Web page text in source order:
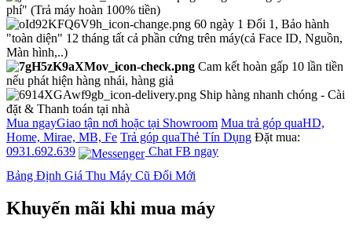
phí" (Trả máy hoàn 100% tiền)
60 ngày 1 Đổi 1, Bảo hành
"toàn diện" 12 tháng tất cả phần cứng trên máy(cả Face ID, Nguồn,
Màn hình,..)
Cam kết hoàn gấp 10 lần tiền
nếu phát hiện hàng nhái, hàng giả
Ship hàng nhanh chóng - Cài
đặt & Thanh toán tại nhà
Mua ngayGiao tận nơi hoặc tại Showroom Mua trả góp quaHD,
Home, Mirae, MB, Fe Trả góp quaThẻ Tín Dụng Đặt mua:
0931.692.639
Chat FB ngay
Bảng Định Giá Thu Máy Cũ Đổi Mới
Khuyến mãi khi mua máy